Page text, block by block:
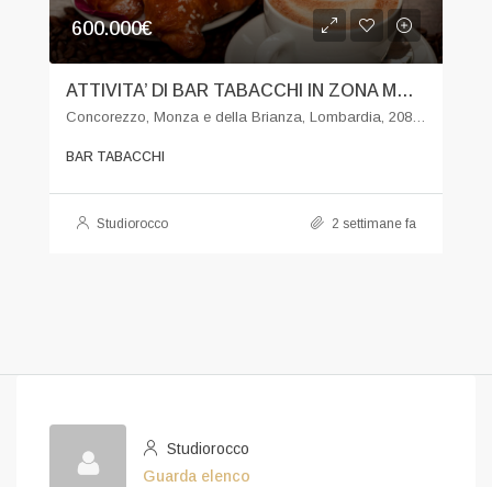
600.000€
ATTIVITA’ DI BAR TABACCHI IN ZONA MONZA
Concorezzo, Monza e della Brianza, Lombardia, 20863, Italia
BAR TABACCHI
Studiorocco 2 settimane fa
Studiorocco
Guarda elenco